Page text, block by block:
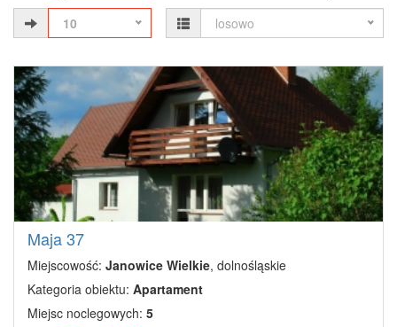
10
losowo
Maja 37
Miejscowość: Janowice Wielkie, dolnośląskie
Kategoria obiektu: Apartament
Miejsc noclegowych: 5